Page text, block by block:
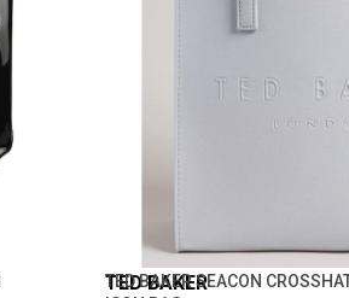
TED BAKER
TED BAKER SEACON